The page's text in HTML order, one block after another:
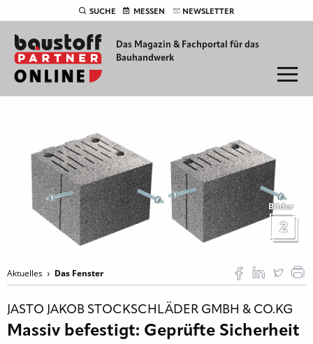
SUCHE MESSEN NEWSLETTER
Das Magazin & Fachportal für das
Bauhandwerk
Bilder
2
Aktuelles Das Fenster
JASTO JAKOB STOCKSCHLÄDER GMBH & CO.KG
Massiv befestigt: Geprüfte Sicherheit